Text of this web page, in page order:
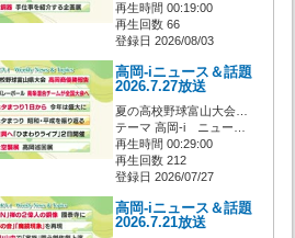
再生時間 00:19:00
再生回数 66
登録日 2026/08/03
高岡-iニュース＆話題
2026.7.27放送
夏の高校野球富山大会…
テーマ 高岡-i ニュー…
再生時間 00:29:00
再生回数 212
登録日 2026/07/27
高岡-iニュース＆話題
2026.7.21放送